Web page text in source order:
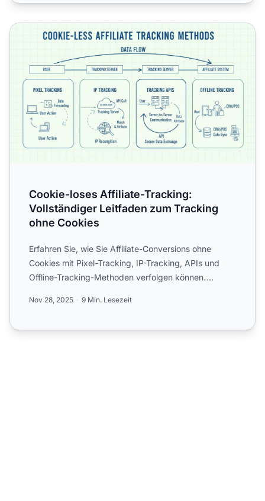
Cookie-loses Affiliate-Tracking: Vollständiger Leitfaden
Cookie-loses Affiliate-Tracking:
Vollständiger Leitfaden zum Tracking
ohne Cookies
Erfahren Sie, wie Sie Affiliate-Conversions ohne
Cookies mit Pixel-Tracking, IP-Tracking, APIs und
Offline-Tracking-Methoden verfolgen können.
Nov 28, 2025 9 Min. Lesezeit